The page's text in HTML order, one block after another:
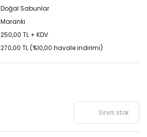
Doğal Sabunlar
Maranki
250,00 TL + KDV
270,00 TL (%10,00 havale indirimi)
Sınırlı stok